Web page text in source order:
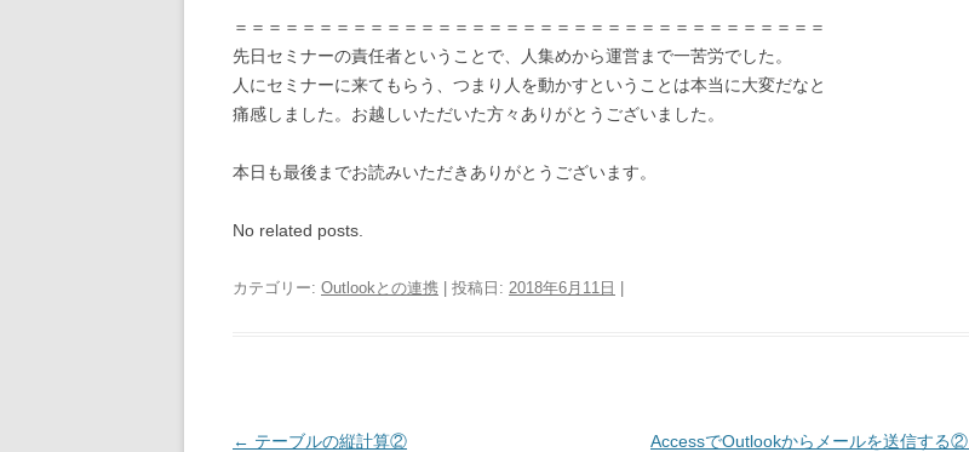
＝＝＝＝＝＝＝＝＝＝＝＝＝＝＝＝＝＝＝＝＝＝＝＝＝＝＝＝＝＝＝＝＝＝＝
先日セミナーの責任者ということで、人集めから運営まで一苦労でした。
人にセミナーに来てもらう、つまり人を動かすということは本当に大変だなと
痛感しました。お越しいただいた方々ありがとうございました。
本日も最後までお読みいただきありがとうございます。
No related posts.
カテゴリー: Outlookとの連携 | 投稿日: 2018年6月11日
投稿ナビゲーション
← テーブルの縦計算② AccessでOutlookからメールを送信する②